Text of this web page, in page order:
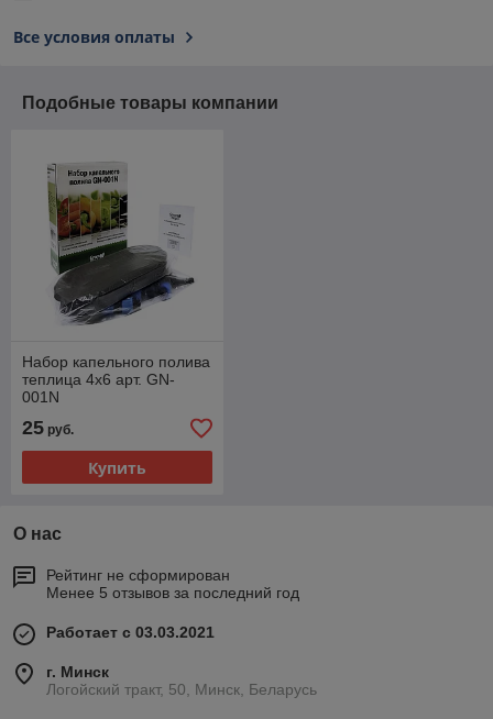
Все условия оплаты
Подобные товары компании
Набор капельного полива
теплица 4х6 арт. GN-
001N
25 руб.
Купить
О нас
Рейтинг не сформирован
Менее 5 отзывов за последний год
Работает с 03.03.2021
г. Минск
Логойский тракт, 50, Минск, Беларусь